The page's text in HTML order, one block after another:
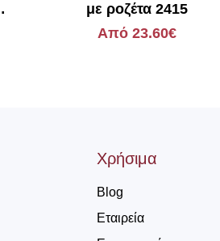
με ροζέτα 2415
Από 23.60€
Χρήσιμα
Blog
Εταιρεία